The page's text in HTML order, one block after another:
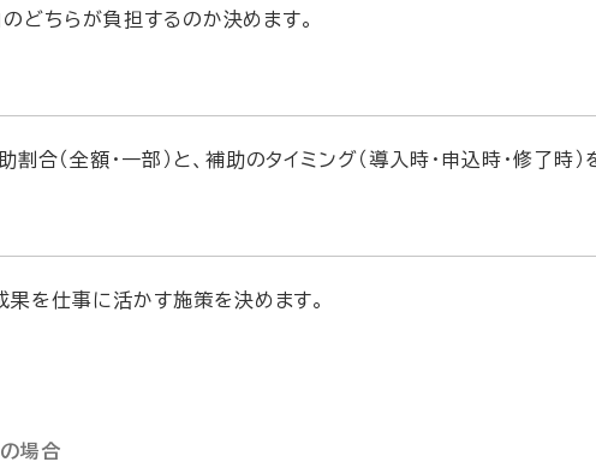
のどちらが負担するのか決めます。
合（全額・一部）と、補助のタイミング（導入時・申込時・修了時）
を仕事に活かす施策を決めます。
場合